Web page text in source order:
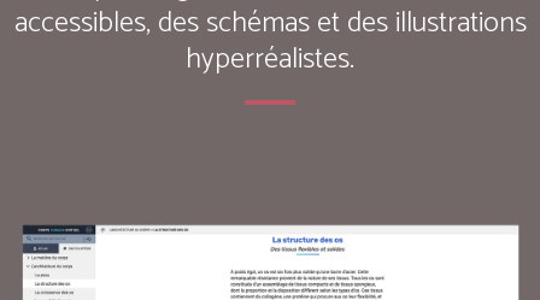
accessibles, des schémas et des illustrations
hyperréalistes.